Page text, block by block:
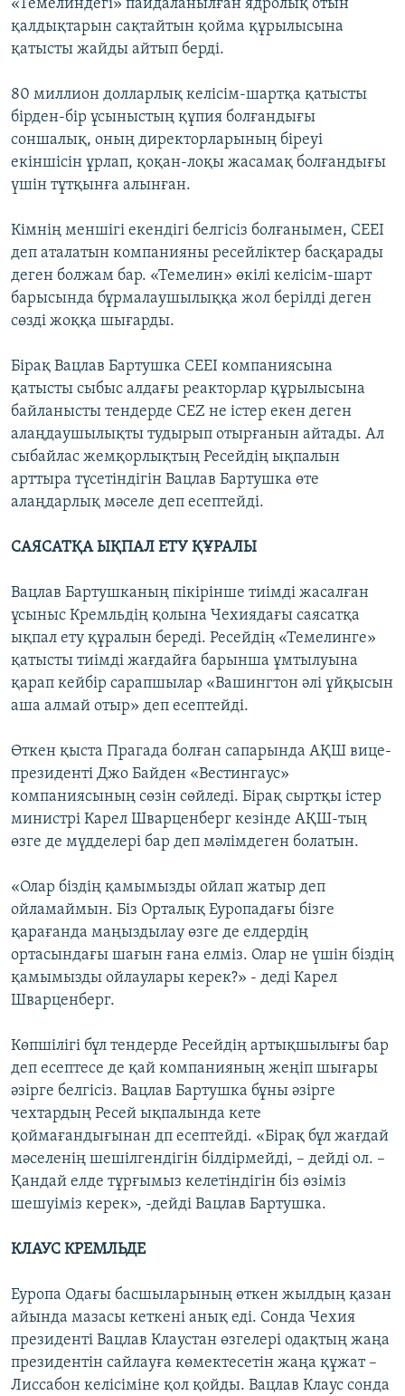
«Темелиндегі» пайдаланылған ядролық отын
қалдықтарын сақтайтын қойма құрылысына
қатысты жайды айтып берді.
80 миллион долларлық келісім-шартқа қатысты
бірден-бір ұсыныстың құпия болғандығы
соншалық, оның директорларының біреуі
екіншісін ұрлап, қоқан-лоқы жасамақ болғандығы
үшін тұтқынға алынған.
Кімнің меншігі екендігі белгісіз болғанымен, CEEI
деп аталатын компанияны ресейліктер басқарады
деген болжам бар. «Темелин» өкілі келісім-шарт
барысында бұрмалаушылыққа жол берілді деген
сөзді жоққа шығарды.
Бірақ Вацлав Бартушка CEEI компаниясына
қатысты сыбыс алдағы реакторлар құрылысына
байланысты тендерде CEZ не істер екен деген
алаңдаушылықты тудырып отырғанын айтады. Ал
сыбайлас жемқорлықтың Ресейдің ықпалын
арттыра түсетіндігін Вацлав Бартушка өте
алаңдарлық мәселе деп есептейді.
САЯСАТҚА ЫҚПАЛ ЕТУ ҚҰРАЛЫ
Вацлав Бартушканың пікірінше тиімді жасалған
ұсыныс Кремльдің қолына Чехиядағы саясатқа
ықпал ету құралын береді. Ресейдің «Темелинге»
қатысты тиімді жағдайға барынша ұмтылуына
қарап кейбір сарапшылар «Вашингтон әлі ұйқысын
аша алмай отыр» деп есептейді.
Өткен қыста Прагада болған сапарында АҚШ вице-
президенті Джо Байден «Вестингаус»
компаниясының сөзін сөйледі. Бірақ сыртқы істер
министрі Карел Шварценберг кезінде АҚШ-тың
өзге де мүдделері бар деп мәлімдеген болатын.
«Олар біздің қамымызды ойлап жатыр деп
ойламаймын. Біз Орталық Еуропадағы бізге
қарағанда маңыздылау өзге де елдердің
ортасындағы шағын ғана елміз. Олар не үшін біздің
қамымызды ойлаулары керек?» - деді Карел
Шварценберг.
Көпшілігі бұл тендерде Ресейдің артықшылығы бар
деп есептесе де қай компанияның жеңіп шығары
әзірге белгісіз. Вацлав Бартушка бұны әзірге
чехтардың Ресей ықпалында кете
қоймағандығынан дп есептейді. «Бірақ бұл жағдай
мәселенің шешілгендігін білдірмейді, – дейді ол. –
Қандай елде тұрғымыз келетіндігін біз өзіміз
шешуіміз керек», -дейді Вацлав Бартушка.
КЛАУС КРЕМЛЬДЕ
Еуропа Одағы басшыларының өткен жылдың қазан
айында мазасы кеткені анық еді. Сонда Чехия
президенті Вацлав Клаустан өзгелері одақтың жаңа
президентін сайлауға көмектесетін жаңа құжат –
Лиссабон келісіміне қол қойды. Вацлав Клаус сонда